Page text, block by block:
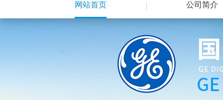
网站首页 公司简介